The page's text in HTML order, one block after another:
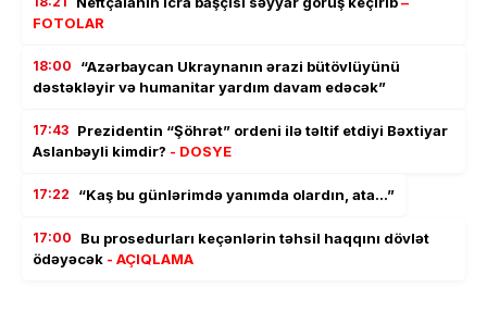
FOTOLAR
18:00
“Azərbaycan Ukraynanın ərazi bütövlüyünü
dəstəkləyir və humanitar yardım davam edəcək”
17:43 Prezidentin “Şöhrət” ordeni ilə təltif etdiyi Bəxtiyar
Aslanbəyli kimdir? - DOSYE
17:22 “Kaş bu günlərimdə yanımda olardın, ata…”
17:00
Bu prosedurları keçənlərin təhsil haqqını dövlət
ödəyəcək - AÇIQLAMA